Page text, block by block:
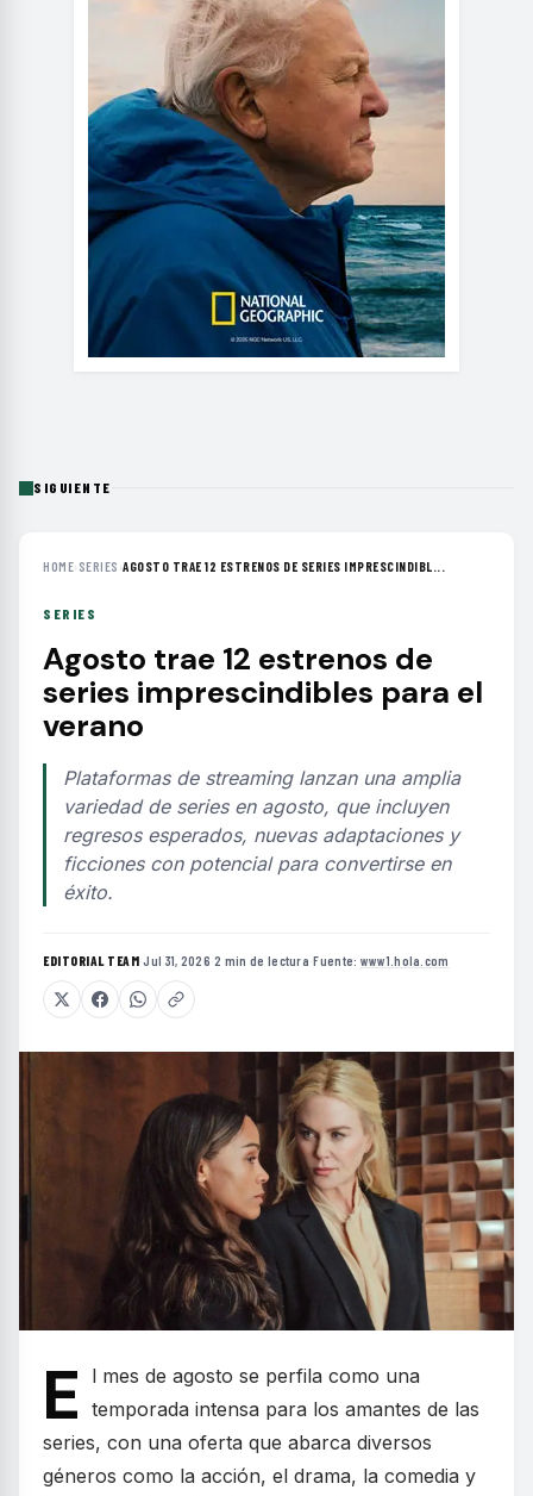
SIGUIENTE
HOME› SERIES ›AGOSTO TRAE 12 ESTRENOS DE SERIES IMPRESCINDIBL...
SERIES
Agosto trae 12 estrenos de
series imprescindibles para el
verano
Plataformas de streaming lanzan una amplia
variedad de series en agosto, que incluyen
regresos esperados, nuevas adaptaciones y
ficciones con potencial para convertirse en
éxito.
EDITORIAL TEAM·Jul 31, 2026·2 min de lectura·Fuente: www1.hola.com
E
l mes de agosto se perfila como una
temporada intensa para los amantes de las
series, con una oferta que abarca diversos
géneros como la acción, el drama, la comedia y